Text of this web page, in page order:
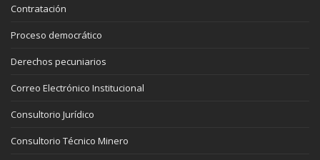
Contratación
Proceso democrático
Derechos pecuniarios
Correo Electrónico Institucional
Consultorio Jurídico
Consultorio Técnico Minero